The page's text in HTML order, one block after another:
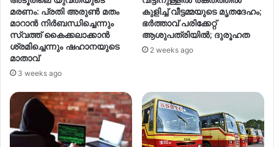
മരണം: പ്രതി അരുൺ മതം
മാറാൻ നിർബന്ധിച്ചെന്നും
സ്വത്ത് കൈക്കലാക്കാൻ
ശ്രമിച്ചെന്നും ഷഹാനയുടെ
മാതാവ്
3 weeks ago
കുളിച്ച് വീട്ടമ്മയുടെ മൃതദേഹം;
ഭർത്താവ് പരിക്കേറ്റ്
ആശുപത്രിയിൽ; ദുരൂഹത
2 weeks ago